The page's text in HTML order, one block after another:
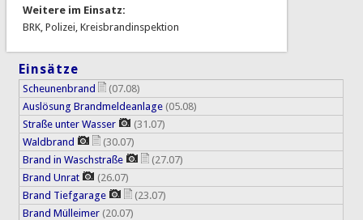
Weitere im Einsatz:
BRK, Polizei, Kreisbrandinspektion
Einsätze
Scheunenbrand
(07.08)
Auslösung Brandmeldeanlage (05.08)
Straße unter Wasser
(31.07)
Waldbrand
(30.07)
Brand in Waschstraße
(27.07)
Brand Unrat
(26.07)
Brand Tiefgarage
(23.07)
Brand Mülleimer (20.07)